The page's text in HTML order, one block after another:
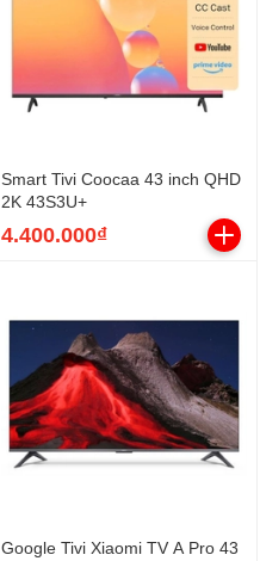
Smart Tivi Coocaa 43 inch QHD
2K 43S3U+
4.400.000₫
Google Tivi Xiaomi TV A Pro 43